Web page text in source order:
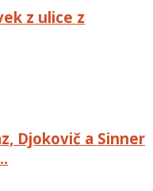
z ulice z
Djokovič a Sinner